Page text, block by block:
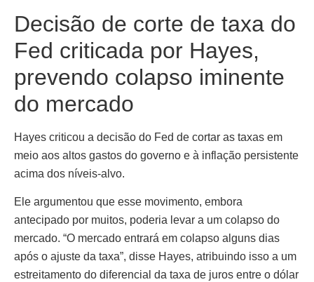
Decisão de corte de taxa do
Fed criticada por Hayes,
prevendo colapso iminente
do mercado
Hayes criticou a decisão do Fed de cortar as taxas em
meio aos altos gastos do governo e à inflação persistente
acima dos níveis-alvo.
Ele argumentou que esse movimento, embora
antecipado por muitos, poderia levar a um colapso do
mercado. “O mercado entrará em colapso alguns dias
após o ajuste da taxa”, disse Hayes, atribuindo isso a um
estreitamento do diferencial da taxa de juros entre o dólar